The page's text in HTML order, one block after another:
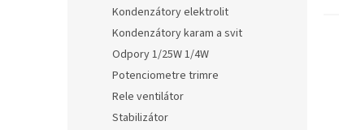
Kondenzátory elektrolit
Kondenzátory karam a svit
Odpory 1/25W 1/4W
Potenciometre trimre
Rele ventilátor
Stabilizátor